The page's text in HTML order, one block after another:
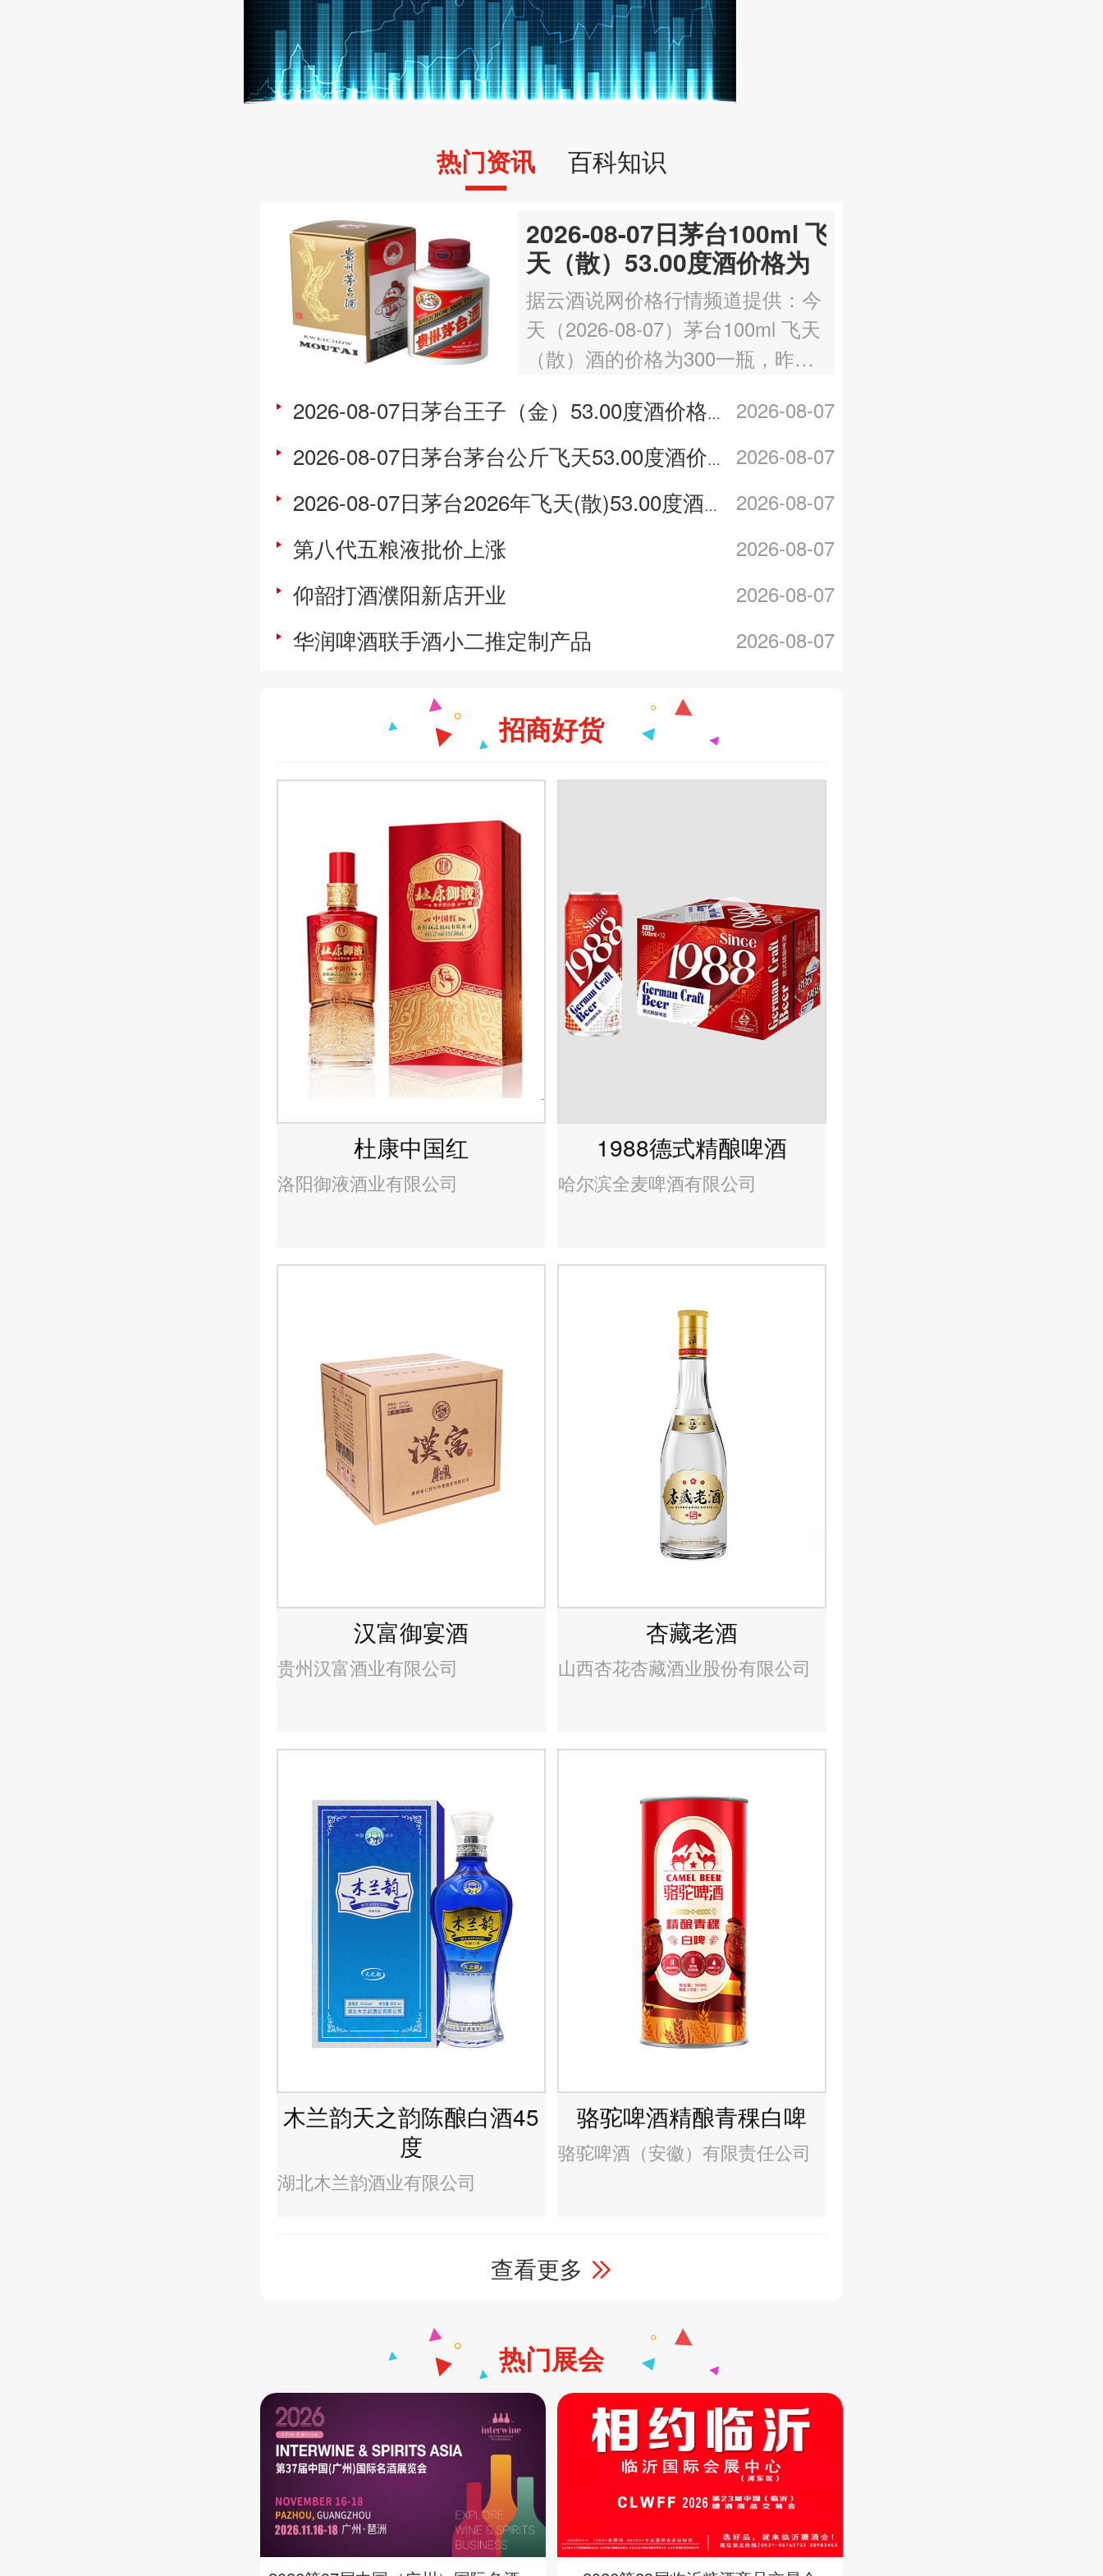
热门资讯 百科知识
2026-08-07日茅台100ml 飞
天（散）53.00度酒价格为
300一瓶，上涨 3元
据云酒说网价格行情频道提供：今
天（2026-08-07）茅台100ml 飞天
（散）酒的价格为300一瓶，昨日
100ml 飞天（散）酒容量为100m
l，酒精度数为53.00度。茅台酒除
了年份因素之外…
2026-08-07
2026-08-07日茅台王子（金）53.00度酒价格为148一瓶，下跌 5元
2026-08-07
2026-08-07日茅台茅台公斤飞天53.00度酒价格为3,250一瓶，下跌 20元
2026-08-07
2026-08-07日茅台2026年飞天(散)53.00度酒价格为1,700一瓶，上涨 5元
2026-08-07
第八代五粮液批价上涨
2026-08-07
仰韶打酒濮阳新店开业
2026-08-07
华润啤酒联手酒小二推定制产品
招商好货
杜康中国红
洛阳御液酒业有限公司
1988德式精酿啤酒
哈尔滨全麦啤酒有限公司
汉富御宴酒
贵州汉富酒业有限公司
杏藏老酒
山西杏花杏藏酒业股份有限公司
木兰韵天之韵陈酿白酒45
度
湖北木兰韵酒业有限公司
骆驼啤酒精酿青稞白啤
骆驼啤酒（安徽）有限责任公司
查看更多
热门展会